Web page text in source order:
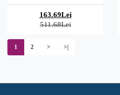
163.69Lei
511.68Lei
1 2 > >|